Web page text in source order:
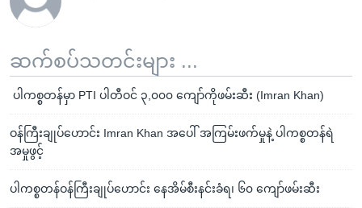
ဆက်စပ်သတင်းများ ...
ပါကစ္စတန်မှာ PTI ပါတီဝင် ၃,၀၀၀ ကျော်ကိုဖမ်းဆီး (Imran Khan)
ဝန်ကြီးချုပ်ဟောင်း Imran Khan အပေါ် အကြမ်းဖက်မှုနဲ့ ပါကစ္စတန်ရဲ
အမှုဖွင့်
ပါကစ္စတန်ဝန်ကြီးချုပ်ဟောင်း နေအိမ်စီးနင်းခံရ၊ ၆၀ ကျော်ဖမ်းဆီး